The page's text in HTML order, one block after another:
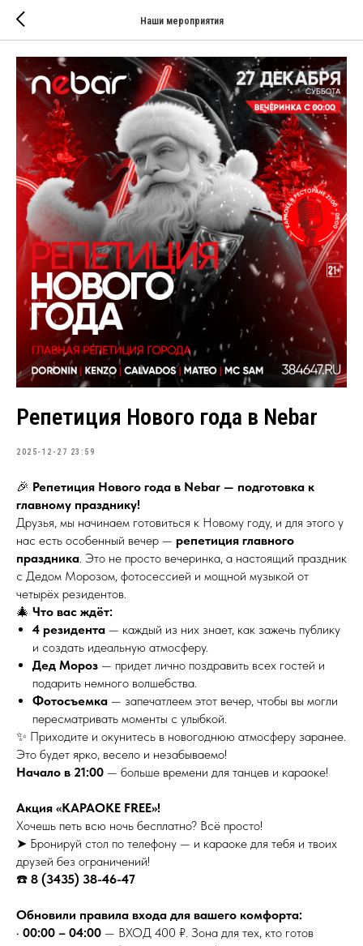
Наши мероприятия
Репетиция Нового года в Nebar
2025-12-27 23:59
🎉 Репетиция Нового года в Nebar — подготовка к
главному празднику!
Друзья, мы начинаем готовиться к Новому году, и для этого у
нас есть особенный вечер — репетиция главного
праздника. Это не просто вечеринка, а настоящий праздник
с Дедом Морозом, фотосессией и мощной музыкой от
четырёх резидентов.
🎄 Что вас ждёт:
4 резидента — каждый из них знает, как зажечь публику
и создать идеальную атмосферу.
Дед Мороз — придет лично поздравить всех гостей и
подарить немного волшебства.
Фотосъемка — запечатлеем этот вечер, чтобы вы могли
пересматривать моменты с улыбкой.
✨ Приходите и окунитесь в новогоднюю атмосферу заранее.
Это будет ярко, весело и незабываемо!
Начало в 21:00 — больше времени для танцев и караоке!
Акция «КАРАОКЕ FREE»!
Хочешь петь всю ночь бесплатно? Всё просто!
➤ Бронируй стол по телефону — и караоке для тебя и твоих
друзей без ограничений!
☎️ 8 (3435) 38-46-47
Обновили правила входа для вашего комфорта:
• 00:00 – 04:00 — ВХОД 400 ₽. Зона для тех, кто готов